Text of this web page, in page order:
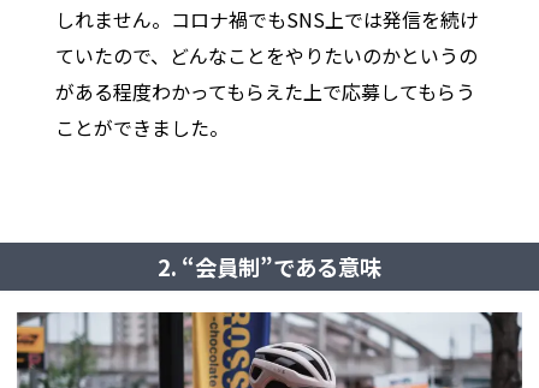
しれません。コロナ禍でもSNS上では発信を続け
ていたので、どんなことをやりたいのかというの
がある程度わかってもらえた上で応募してもらう
ことができました。
2. “会員制”である意味